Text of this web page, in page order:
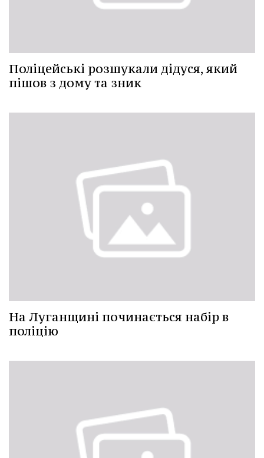
Поліцейські розшукали дідуся, який
пішов з дому та зник
На Луганщині починається набір в
поліцію